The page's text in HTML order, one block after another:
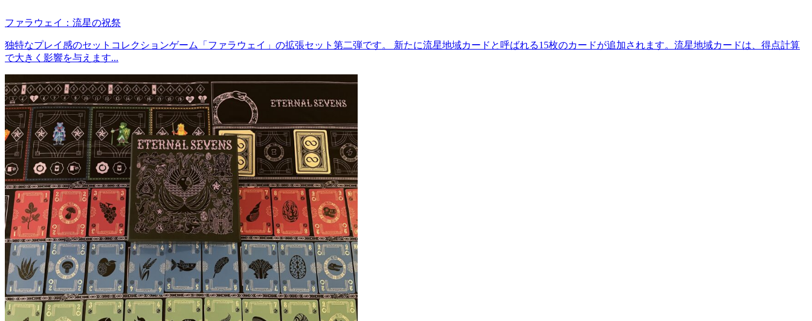
ファラウェイ：流星の祝祭
独特なプレイ感のセットコレクションゲーム「ファラウェイ」の拡張セット第二弾です。 新たに流星地域カードと呼ばれる15枚のカードが追加されます。流星地域カードは、得点計算
で大きく影響を与えます...